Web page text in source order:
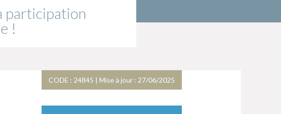
participation
!
CODE : 24845 | Mise à jour : 27/06/2025